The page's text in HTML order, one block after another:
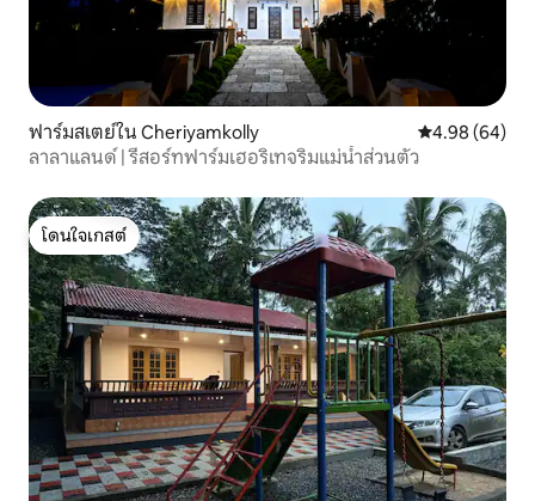
ฟาร์มสเตย์ใน Cheriyamkolly คะแนนเฉลี่ย
4.98 (64)
ลาลาแลนด์ | รีสอร์ทฟาร์มเฮอริเทจริมแม่น้ำส่วนตัว
โดนใจเกสต์
โดนใจเกสต์